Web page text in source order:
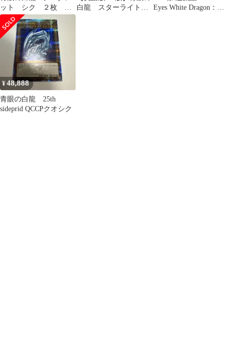
ット シク ２枚
quac qcdb
白龍 スターライト
Eyes White Dragon：
¥48,888
青眼の白龍 25th
sideprid QCCPクオシク